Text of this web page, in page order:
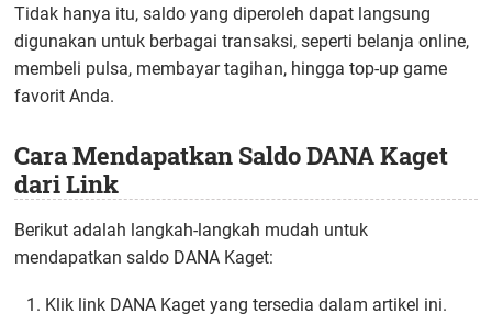
Tidak hanya itu, saldo yang diperoleh dapat langsung
digunakan untuk berbagai transaksi, seperti belanja online,
membeli pulsa, membayar tagihan, hingga top-up game
favorit Anda.
Cara Mendapatkan Saldo DANA Kaget
dari Link
Berikut adalah langkah-langkah mudah untuk
mendapatkan saldo DANA Kaget:
Klik link DANA Kaget yang tersedia dalam artikel ini.